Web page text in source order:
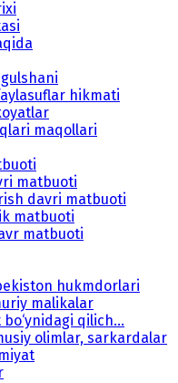
hikmati
maqollari
matbuoti
davri matbuoti
matbuoti
matbuoti
hukmdorlari
malikalar
bo‘ynidagi qilich...
olimlar, sarkardalar